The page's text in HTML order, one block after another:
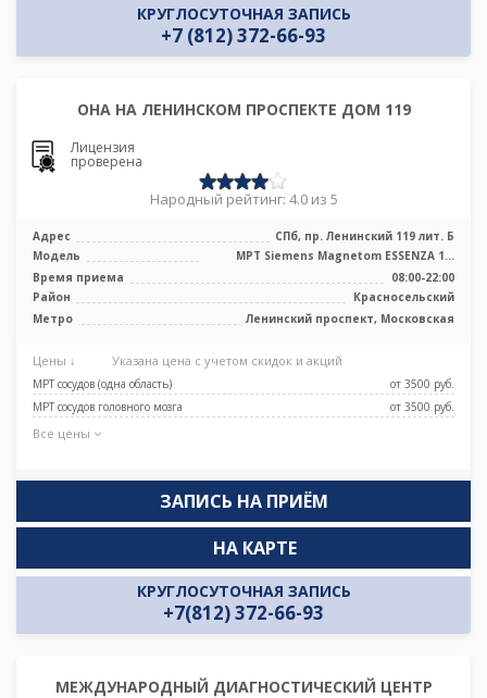
КРУГЛОСУТОЧНАЯ ЗАПИСЬ
+7 (812) 372-66-93
ОНА НА ЛЕНИНСКОМ ПРОСПЕКТЕ ДОМ 119
Лицензия
проверена
Народный рейтинг: 4.0 из 5
Адрес
СПб, пр. Ленинский 119 лит. Б
Модель
МРТ Siemens Magnetom ESSENZA 1.5
Тесла
Время приема
08:00-22:00
Район
Красносельский
Метро
Ленинский проспект, Московская
Цены ↓ Указана цена с учетом скидок и акций
МРТ сосудов (одна область)
от 3500 pуб.
МРТ сосудов головного мозга
от 3500 pуб.
Все цены
ЗАПИСЬ НА ПРИЁМ
КРУГЛОСУТОЧНАЯ ЗАПИСЬ
+7(812) 372-66-93
НА КАРТЕ
МЕЖДУНАРОДНЫЙ ДИАГНОСТИЧЕСКИЙ ЦЕНТР